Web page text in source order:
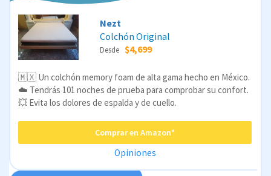
Nezt
Colchón Original
Desde$4,699
🇲🇽 Un colchón memory foam de alta gama hecho en México.
☁️ Tendrás 101 noches de prueba para comprobar su confort.
💥 Evita los dolores de espalda y de cuello.
Comprar en Amazon*
Opiniones